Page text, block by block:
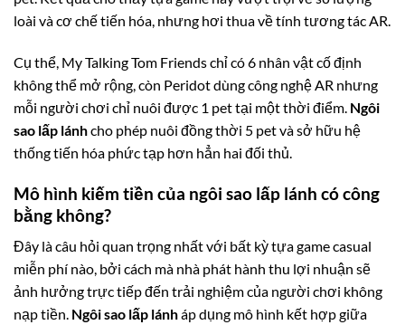
loài và cơ chế tiến hóa, nhưng hơi thua về tính tương tác AR.
Cụ thể, My Talking Tom Friends chỉ có 6 nhân vật cố định
không thể mở rộng, còn Peridot dùng công nghệ AR nhưng
mỗi người chơi chỉ nuôi được 1 pet tại một thời điểm. Ngôi
sao lấp lánhcho phép nuôi đồng thời 5 pet và sở hữu hệ
thống tiến hóa phức tạp hơn hẳn hai đối thủ.
Mô hình kiếm tiền của ngôi sao lấp lánh có công
bằng không?
Đây là câu hỏi quan trọng nhất với bất kỳ tựa game casual
miễn phí nào, bởi cách mà nhà phát hành thu lợi nhuận sẽ
ảnh hưởng trực tiếp đến trải nghiệm của người chơi không
nạp tiền. Ngôi sao lấp lánháp dụng mô hình kết hợp giữa